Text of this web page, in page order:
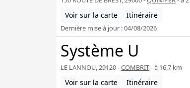
Voir sur la carte Itinéraire
Dernière mise à jour : 04/08/2026
Système U
LE LANNOU, 29120 -COMBRIT- à 16,7 km
Voir sur la carte Itinéraire